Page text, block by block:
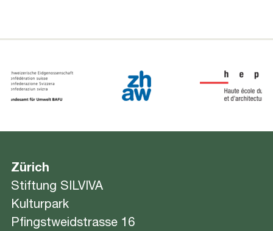
Zürich
Stiftung SILVIVA
Kulturpark
Pfingstweidstrasse 16